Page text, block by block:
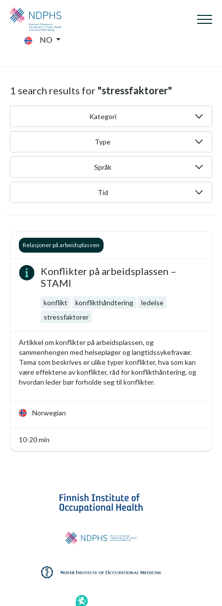
NO
1 search results for "stressfaktorer"
Kategori
Type
Språk
Tid
Konflikter på arbeidsplassen –
STAMI
konflikt konflikthåndtering
ledelse
stressfaktorer
Artikkel om konflikter på arbeidsplassen, og
sammenhengen med helseplager og langtidssykefravær.
Tema som beskrives er ulike typer konflikter, hva som kan
være effektene av konflikter, råd for konflikthåntering, og
hvordan leder bør forholde seg til konflikter.
Norwegian
10-20 min
Relasjoner på arbeidsplassen